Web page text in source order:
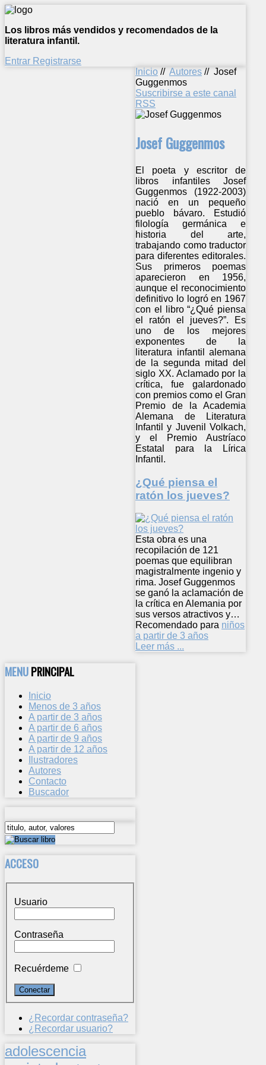
Los libros más vendidos y recomendados de la
literatura infantil.
Entrar Registrarse
Inicio // Autores // Josef
Guggenmos
Suscribirse a este canal
RSS
Josef Guggenmos
El poeta y escritor de
libros infantiles Josef
Guggenmos (1922-2003)
nació en un pequeño
pueblo bávaro. Estudió
filología germánica e
historia del arte,
trabajando como traductor
para diferentes editorales.
Sus primeros poemas
aparecieron en 1956,
aunque el reconocimiento
definitivo lo logró en 1967
con el libro “¿Qué piensa
el ratón el jueves?”. Es
uno de los mejores
exponentes de la
literatura infantil alemana
de la segunda mitad del
siglo XX. Aclamado por la
crítica, fue galardonado
con premios como el Gran
Premio de la Academia
Alemana de Literatura
Infantil y Juvenil Volkach,
y el Premio Austríaco
Estatal para la Lírica
Infantil.
¿Qué piensa el
ratón los jueves?
Esta obra es una
recopilación de 121
poemas que equilibran
magistralmente ingenio y
rima. Josef Guggenmos
se ganó la aclamación de
la crítica en Alemania por
sus versos atractivos y…
Recomendado para niños
a partir de 3 años
Leer más ...
MENUPRINCIPAL
Inicio
Menos de 3 años
A partir de 3 años
A partir de 6 años
A partir de 9 años
A partir de 12 años
Ilustradores
Autores
Contacto
Buscador
ACCESO
Usuario
Contraseña
Recuérdeme
¿Recordar contraseña?
¿Recordar usuario?
adolescencia